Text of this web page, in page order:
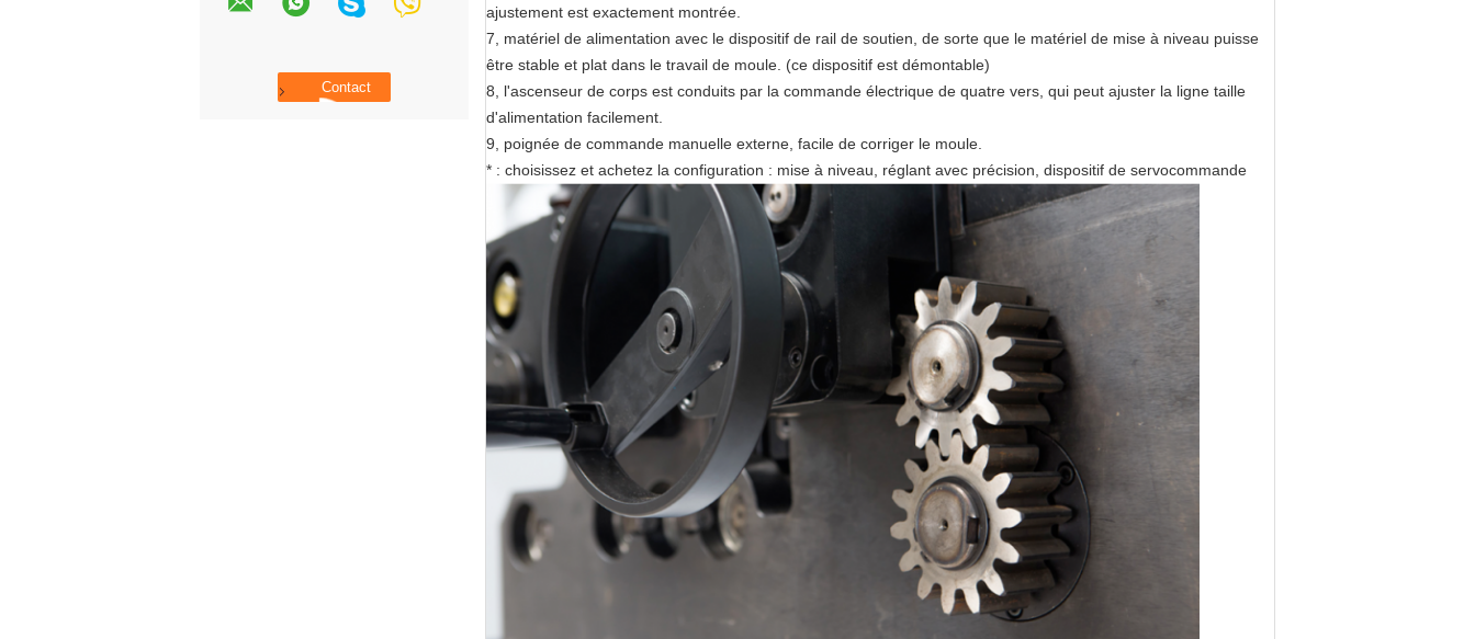
ajustement est exactement montrée.
7, matériel de alimentation avec le dispositif de rail de soutien, de sorte que le matériel de mise à niveau puisse
être stable et plat dans le travail de moule. (ce dispositif est démontable)
8, l'ascenseur de corps est conduits par la commande électrique de quatre vers, qui peut ajuster la ligne taille
d'alimentation facilement.
9, poignée de commande manuelle externe, facile de corriger le moule.
* : choisissez et achetez la configuration : mise à niveau, réglant avec précision, dispositif de servocommande